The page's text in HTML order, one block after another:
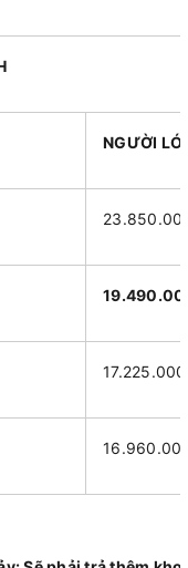
NGƯỜI